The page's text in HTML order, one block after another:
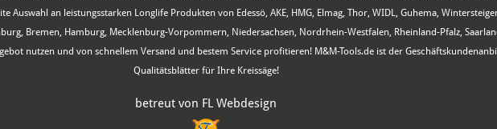
Auswahl an leistungsstarken Longlife Produkten von Edessö, AKE, HMG, Elmag, Thor, WIDL, Guhema,
Bremen, Hamburg, Mecklenburg-Vorpommern, Niedersachsen, Nordrhein-Westfalen, Rheinland-Pfalz,
nutzen und von schnellem Versand und bestem Service profitieren! M&M-Tools.de ist der
Qualitätsblätter für Ihre Kreissäge!
betreut von FL Webdesign